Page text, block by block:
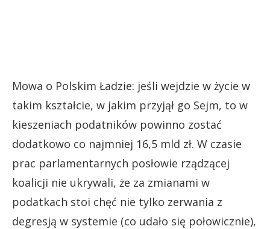
Mowa o Polskim Ładzie: jeśli wejdzie w życie w
takim kształcie, w jakim przyjął go Sejm, to w
kieszeniach podatników powinno zostać
dodatkowo co najmniej 16,5 mld zł. W czasie
prac parlamentarnych posłowie rządzącej
koalicji nie ukrywali, że za zmianami w
podatkach stoi chęć nie tylko zerwania z
degresją w systemie (co udało się połowicznie),